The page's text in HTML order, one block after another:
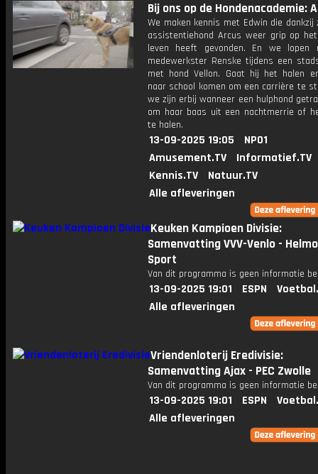
Bij ons op de Hondenacademie:
We maken kennis met Edwin die dankzij
assistentiehond Arcus weer grip op
leven heeft gevonden. En we lopen
medewerkster Renske tijdens een
met hond Vellon. Gaat hij het halen
naar school komen om een carrière te
we zijn erbij wanneer een hulphond
om haar baas uit een nachtmerrie of
te halen.
13-09-2025 19:05
NPO1
Amusement.TV
Informatief.TV
Kennis.TV
Natuur.TV
Alle afleveringen
Keuken Kampioen Divisie:
Samenvatting VVV-Venlo -
Sport
Van dit programma is geen informatie
13-09-2025 19:01 ESPN
Alle afleveringen
Vriendenloterij Eredivisie:
Samenvatting Ajax - PEC Zwolle
Van dit programma is geen informatie
13-09-2025 19:01 ESPN
Alle afleveringen